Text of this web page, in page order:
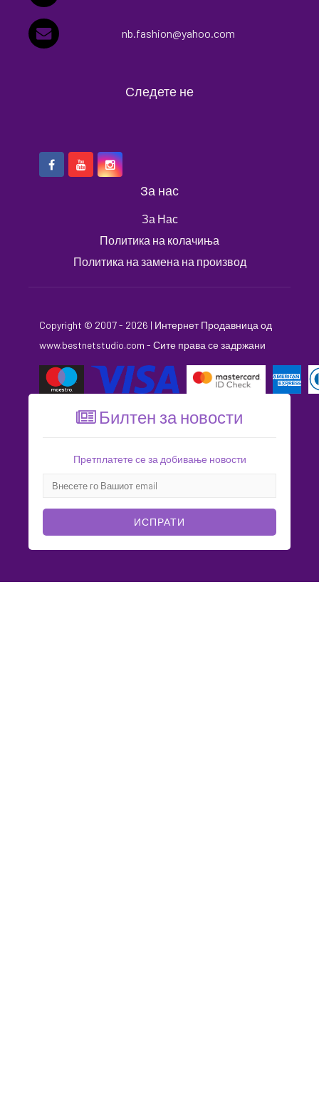
nb.fashion@yahoo.com
Следете не
За нас
За Нас
Политика на колачиња
Политика на замена на производ
Copyright © 2007 - 2026 | Интернет Продавница од
www.bestnetstudio.com - Сите права се задржани
Билтен за новости
Претплатете се за добивање новости
ИСПРАТИ